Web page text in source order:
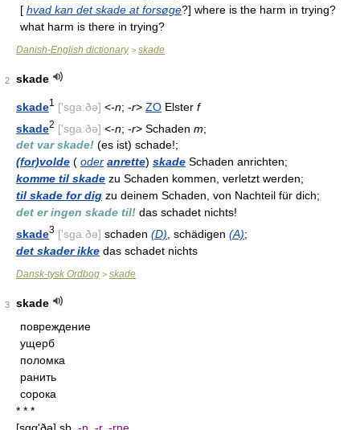
[ hvad kan det skade at forsøge?] where is the harm in trying?
what harm is there in trying?
Danish-English dictionary> skade
2 skade
skade1 ['sɡaːðə] <-n; -r> ZO Elster f
skade2 ['sɡaːðə] <-n; -r> Schaden m;
det var skade! (es ist) schade!;
(for)volde ( oder anrette) skade Schaden anrichten;
komme til skade zu Schaden kommen, verletzt werden;
til skade for dig zu deinem Schaden, von Nachteil für dich;
det er ingen skade til! das schadet nichts!
skade3 ['sɡaːðə] schaden (D) , schädigen (A);
det skader ikke das schadet nichts
Dansk-tysk Ordbog > skade
3
skade
повреждение
ущерб
поломка
ранить
сорока
* * *